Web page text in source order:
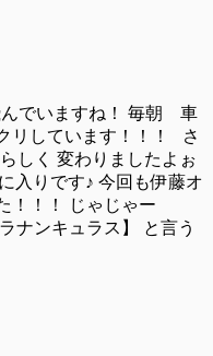
んでいますね！ 毎朝 車
リしています！！！ さ
しく 変わりましたよぉ
入りです♪ 今回も伊藤オ
！！！ じゃじゃー
キュラス】 と言う